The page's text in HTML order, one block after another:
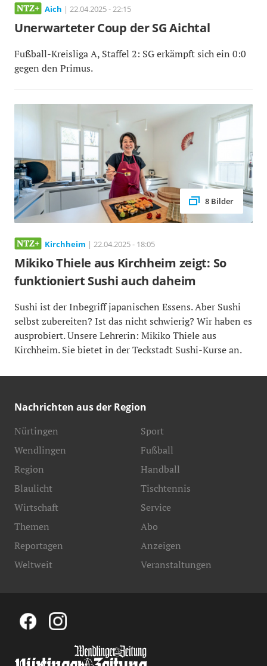
Aich | 22.04.2025 - 22:15
Unerwarteter Coup der SG Aichtal
Fußball-Kreisliga A, Staffel 2: SG erkämpft sich ein 0:0
gegen den Primus.
8 Bilder
Kirchheim | 22.04.2025 - 18:05
Mikiko Thiele aus Kirchheim zeigt: So
funktioniert Sushi auch daheim
Sushi ist der Inbegriff japanischen Essens. Aber Sushi
selbst zubereiten? Ist das nicht schwierig? Wir haben es
ausprobiert. Unsere Lehrerin: Mikiko Thiele aus
Kirchheim. Sie bietet in der Teckstadt Sushi-Kurse an.
Nachrichten aus der Region
Nürtingen
Wendlingen
Region
Blaulicht
Sport
Fußball
Handball
Tischtennis
Wirtschaft
Themen
Reportagen
Weltweit
Service
Abo
Anzeigen
Veranstaltungen